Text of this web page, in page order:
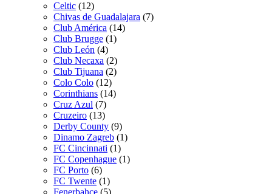
Celtic (12)
Chivas de Guadalajara (7)
Club América (14)
Club Brugge (1)
Club León (4)
Club Necaxa (2)
Club Tijuana (2)
Colo Colo (12)
Corinthians (14)
Cruz Azul (7)
Cruzeiro (13)
Derby County (9)
Dinamo Zagreb (1)
FC Cincinnati (1)
FC Copenhague (1)
FC Porto (6)
FC Twente (1)